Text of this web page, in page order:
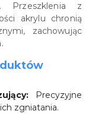
Przeszklenia z
akrylu chronią
zachowując
Precyzyjne
zgniatania.